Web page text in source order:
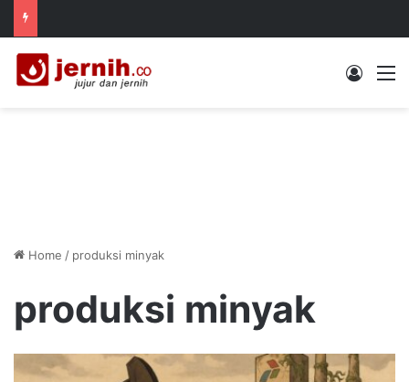
Log In
Home / produksi minyak
produksi minyak